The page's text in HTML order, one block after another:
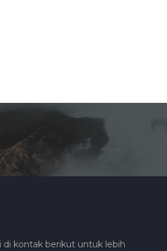
di kontak berikut untuk lebih